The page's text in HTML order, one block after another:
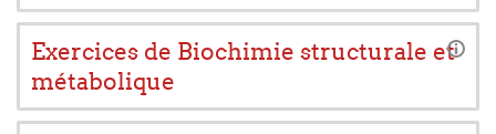
Exercices de Biochimie structurale et
métabolique